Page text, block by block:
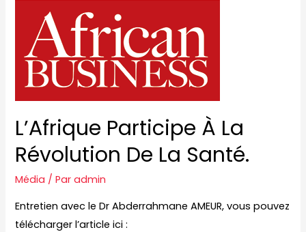
L’Afrique Participe À La
Révolution De La Santé.
Média / Paradmin
Entretien avec le Dr Abderrahmane AMEUR, vous pouvez
télécharger l’article ici :